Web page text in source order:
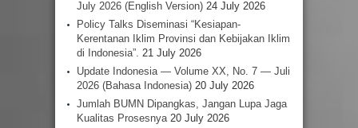
July 2026 (English Version) 24 July 2026
Policy Talks Diseminasi “Kesiapan-
Kerentanan Iklim Provinsi dan Kebijakan Iklim
di Indonesia”. 21 July 2026
Update Indonesia — Volume XX, No. 7 — Juli
2026 (Bahasa Indonesia) 20 July 2026
Jumlah BUMN Dipangkas, Jangan Lupa Jaga
Kualitas Prosesnya 20 July 2026